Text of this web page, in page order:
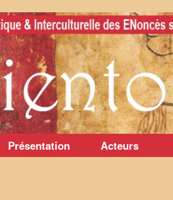
Présentation Acteurs